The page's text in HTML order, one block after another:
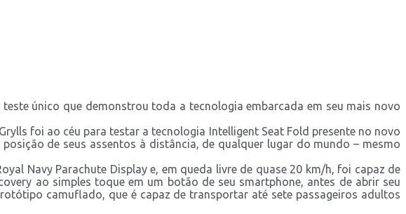
único que demonstrou toda a tecnologia embarcada em seu mais novo
foi ao céu para testar a tecnologia Intelligent Seat Fold presente no novo
de seus assentos à distância, de qualquer lugar do mundo – mesmo
Navy Parachute Display e, em queda livre de quase 20 km/h, foi capaz de
ao simples toque em um botão de seu smartphone, antes de abrir seu
camuflado, que é capaz de transportar até sete passageiros adultos